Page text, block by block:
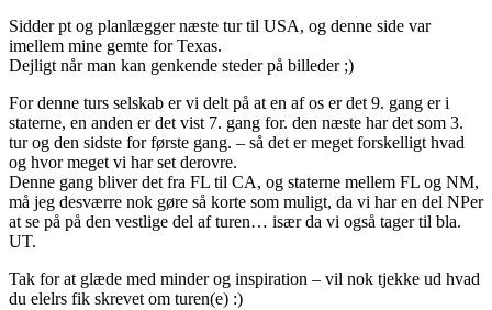
Sidder pt og planlægger næste tur til USA, og denne side var
imellem mine gemte for Texas.
Dejligt når man kan genkende steder på billeder ;)
For denne turs selskab er vi delt på at en af os er det 9. gang er i
staterne, en anden er det vist 7. gang for. den næste har det som 3.
tur og den sidste for første gang. – så det er meget forskelligt hvad
og hvor meget vi har set derovre.
Denne gang bliver det fra FL til CA, og staterne mellem FL og NM,
må jeg desværre nok gøre så korte som muligt, da vi har en del NPer
at se på på den vestlige del af turen… især da vi også tager til bla.
UT.
Tak for at glæde med minder og inspiration – vil nok tjekke ud hvad
du elelrs fik skrevet om turen(e) :)